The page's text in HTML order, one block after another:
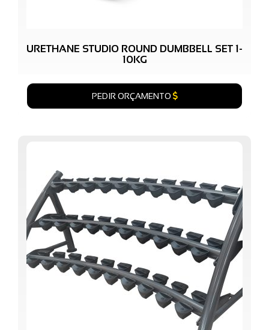
URETHANE STUDIO ROUND DUMBBELL SET 1-
10KG
PEDIR ORÇAMENTO